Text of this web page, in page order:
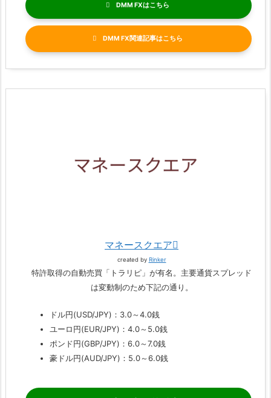
DMM FX
DMM FX関連記事
マネースクエア
created by Rinker
特許取得の自動売買「トラリピ」が有名。主要通貨スプレッド
は変動制のため下記の通り。
ドル円(USD/JPY)：3.0～4.0銭
ユーロ円(EUR/JPY)：4.0～5.0銭
ポンド円(GBP/JPY)：6.0～7.0銭
豪ドル円(AUD/JPY)：5.0～6.0銭